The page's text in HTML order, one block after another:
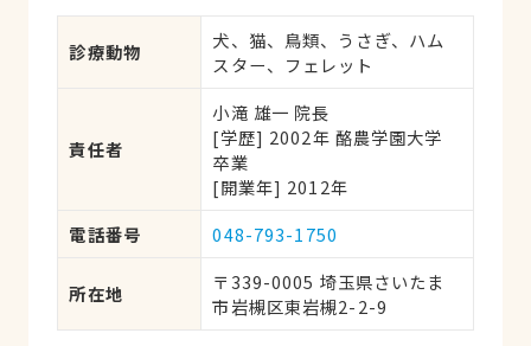
診療動物
犬、猫、鳥類、うさぎ、ハム
スター、フェレット
責任者
小滝 雄一 院長
[学歴] 2002年 酪農学園大学
卒業
[開業年] 2012年
電話番号
048-793-1750
所在地
〒339-0005 埼玉県さいたま
市岩槻区東岩槻2-2-9